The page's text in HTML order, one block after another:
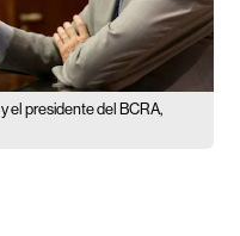
el presidente del BCRA,